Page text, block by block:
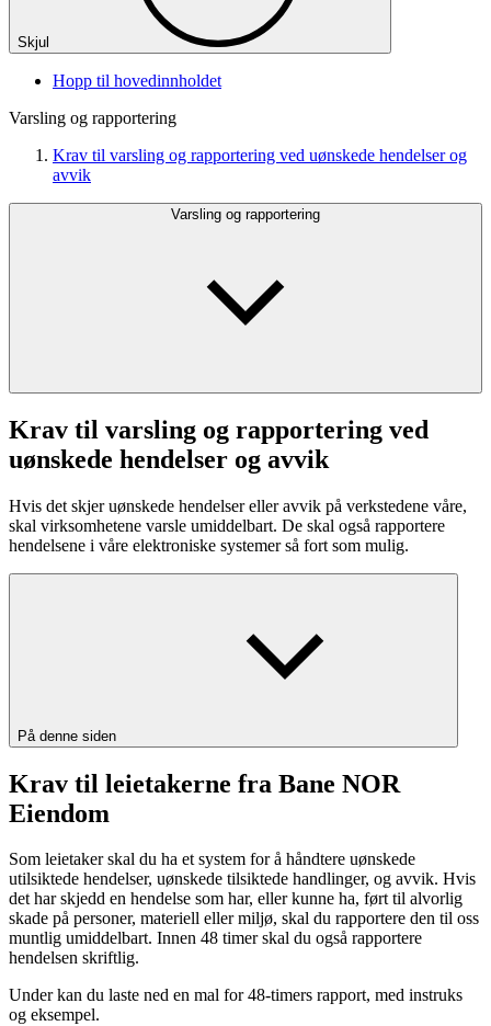
Skjul
Hopp til hovedinnholdet
Varsling og rapportering
Krav til varsling og rapportering ved uønskede hendelser og
avvik
Varsling og rapportering
Krav til varsling og rapportering ved
uønskede hendelser og avvik
Hvis det skjer uønskede hendelser eller avvik på verkstedene våre,
skal virksomhetene varsle umiddelbart. De skal også rapportere
hendelsene i våre elektroniske systemer så fort som mulig.
På denne siden
Krav til leietakerne fra Bane NOR
Eiendom
Som leietaker skal du ha et system for å håndtere uønskede
utilsiktede hendelser, uønskede tilsiktede handlinger, og avvik. Hvis
det har skjedd en hendelse som har, eller kunne ha, ført til alvorlig
skade på personer, materiell eller miljø, skal du rapportere den til oss
muntlig umiddelbart. Innen 48 timer skal du også rapportere
hendelsen skriftlig.
Under kan du laste ned en mal for 48-timers rapport, med instruks
og eksempel.